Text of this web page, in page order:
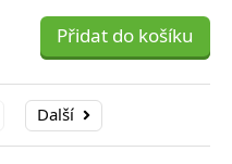
Přidat do košíku
Další